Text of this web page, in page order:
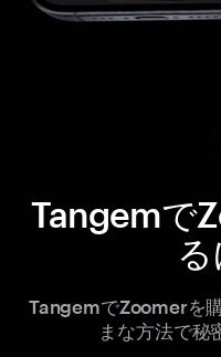
Tangemで
る
TangemでZoomerを
まな方法で秘